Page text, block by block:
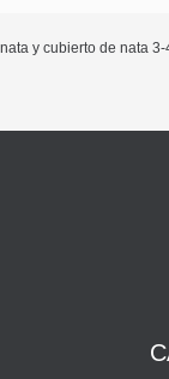
y cubierto de nata